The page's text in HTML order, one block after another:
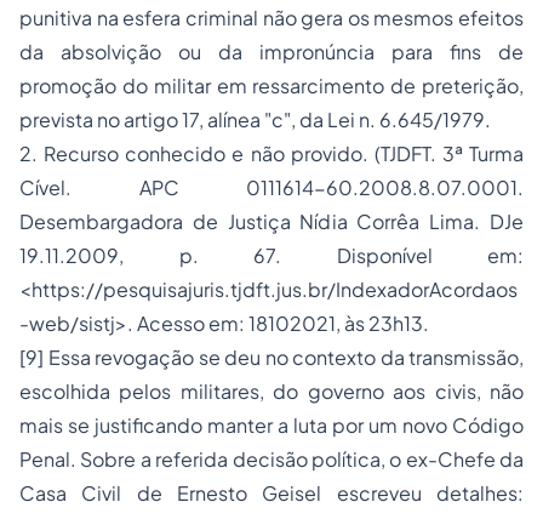
punitiva na esfera criminal não gera os mesmos efeitos
da absolvição ou da impronúncia para fins de
promoção do militar em ressarcimento de preterição,
prevista no artigo 17, alínea "c", da Lei n. 6.645/1979.
2. Recurso conhecido e não provido. (TJDFT. 3ª Turma
Cível. APC 0111614-60.2008.8.07.0001.
Desembargadora de Justiça Nídia Corrêa Lima. DJe
19.11.2009, p. 67. Disponível em:
<https://pesquisajuris.tjdft.jus.br/IndexadorAcordaos
-web/sistj>. Acesso em: 18102021, às 23h13.
[9] Essa revogação se deu no contexto da transmissão,
escolhida pelos militares, do governo aos civis, não
mais se justificando manter a luta por um novo Código
Penal. Sobre a referida decisão política, o ex-Chefe da
Casa Civil de Ernesto Geisel escreveu detalhes: